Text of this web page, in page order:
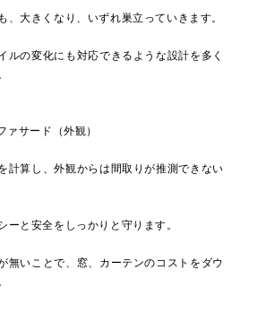
、大きくなり、いずれ巣立っていきます。
ルの変化にも対応できるような設計を多く
サード（外観）
計算し、外観からは間取りが推測できない
ーと安全をしっかりと守ります。
無いことで、窓、カーテンのコストをダウ